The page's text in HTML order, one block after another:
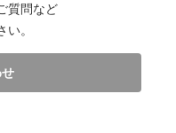
質問など
い。